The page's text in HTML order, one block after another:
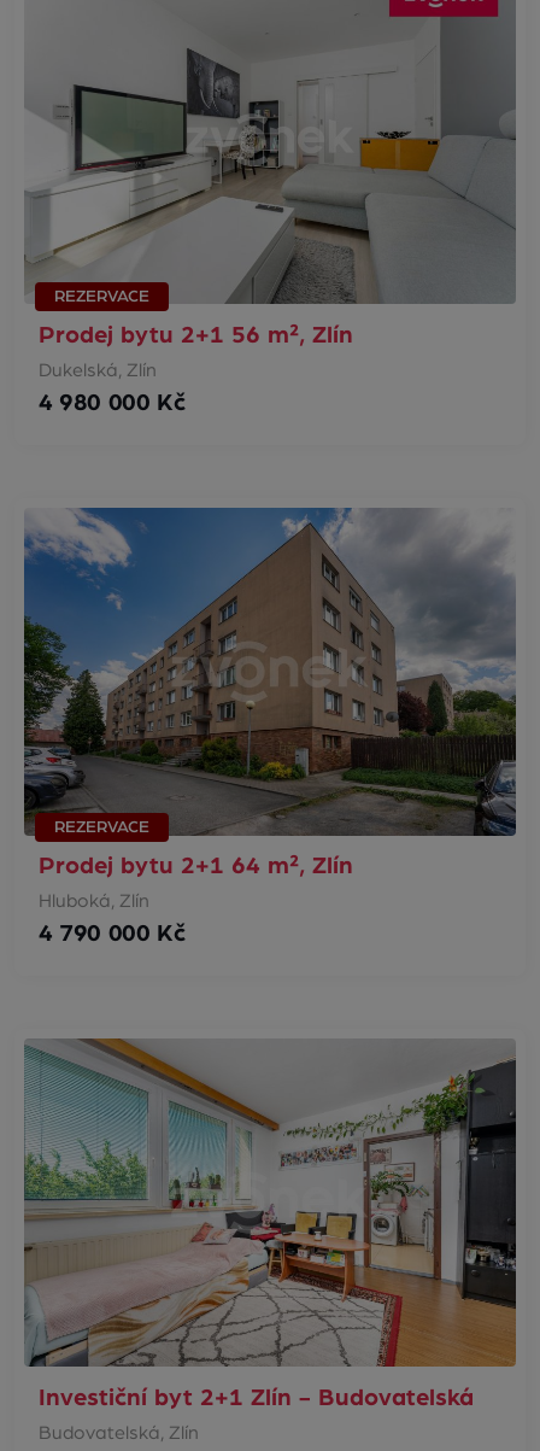
REZERVACE
Prodej bytu 2+1 56 m², Zlín
Dukelská, Zlín
4 980 000 Kč
REZERVACE
Prodej bytu 2+1 64 m², Zlín
Hluboká, Zlín
4 790 000 Kč
Investiční byt 2+1 Zlín - Budovatelská
Budovatelská, Zlín